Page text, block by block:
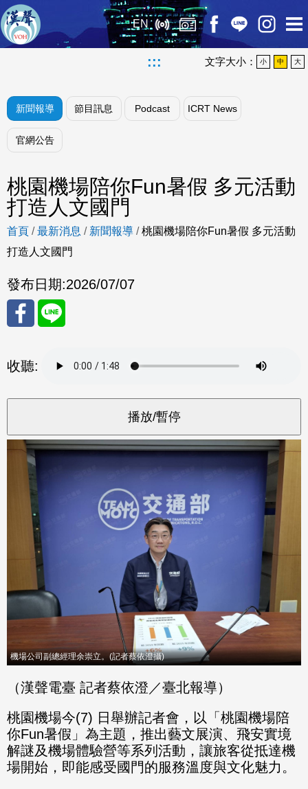
EN
::: 文字大小： 小 中 大
新聞報導 節目訊息 Podcast ICRT News
官網公告
桃園機場陪你Fun暑假 多元活動
打造人文國門
首頁 /最新消息 / 新聞報導 /桃園機場陪你Fun暑假 多元活動
打造人文國門
發布日期:2026/07/07
至
Fac
eBo
收聽:
機場公司副總經理余崇立。(記者蔡依澄攝)
（漢聲電臺 記者蔡依澄／臺北報導）
桃園機場今(7) 日舉辦記者會，以「桃園機場陪
你Fun暑假」為主題，推出藝文展演、飛安實境
解謎及機場體驗營等系列活動，讓旅客從抵達機
場開始，即能感受國門的服務溫度與文化魅力。